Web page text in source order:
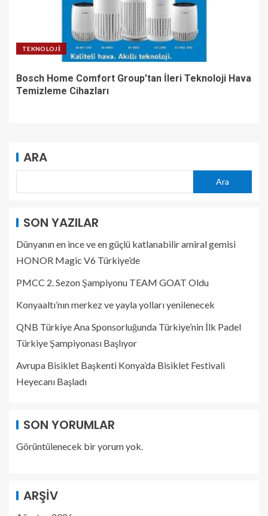
TEKNOLOJI
Bosch Home Comfort Group’tan İleri Teknoloji Hava
Temizleme Cihazları
ARA
Ara
SON YAZILAR
Dünyanın en ince ve en güçlü katlanabilir amiral gemisi
HONOR Magic V6 Türkiye’de
PMCC 2. Sezon Şampiyonu TEAM GOAT Oldu
Konyaaltı’nın merkez ve yayla yolları yenilenecek
QNB Türkiye Ana Sponsorluğunda Türkiye’nin İlk Padel
Türkiye Şampiyonası Başlıyor
Avrupa Bisiklet Başkenti Konya’da Bisiklet Festivali
Heyecanı Başladı
SON YORUMLAR
Görüntülenecek bir yorum yok.
ARŞIV